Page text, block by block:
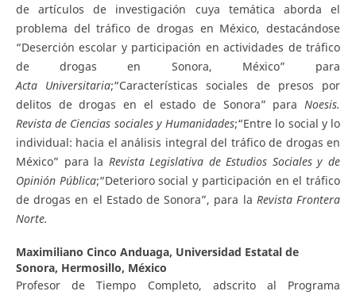
de artículos de investigación cuya temática aborda el
problema del tráfico de drogas en México, destacándose
“Deserción escolar y participación en actividades de tráfico
de drogas en Sonora, México” para
Acta Universitaria;“Características sociales de presos por
delitos de drogas en el estado de Sonora” paraNoesis.
Revista de Ciencias sociales y Humanidades;“Entre lo social y lo
individual: hacia el análisis integral del tráfico de drogas en
México” para la Revista Legislativa de Estudios Sociales y de
Opinión Pública;“Deterioro social y participación en el tráfico
de drogas en el Estado de Sonora”, para la Revista Frontera
Norte.
Maximiliano Cinco Anduaga, Universidad Estatal de
Sonora, Hermosillo, México
Profesor de Tiempo Completo, adscrito al Programa